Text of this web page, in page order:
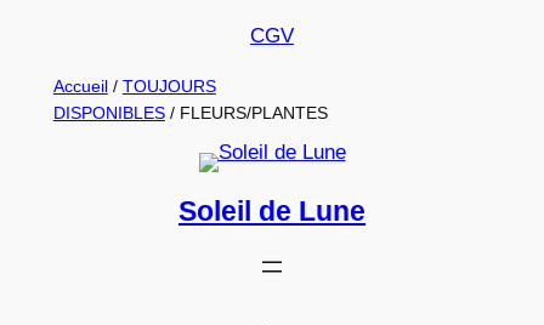
contenu
CGV
Accueil/ TOUJOURS
DISPONIBLES/ FLEURS/PLANTES
Soleil de Lune